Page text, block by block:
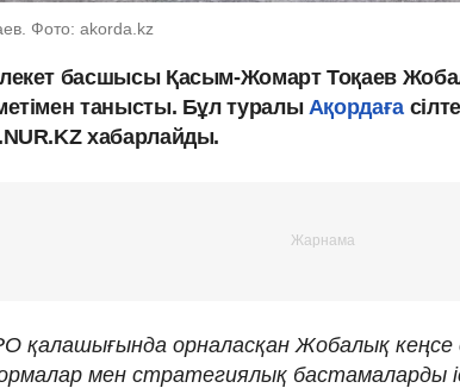
Фото: akorda.kz
басшысы Қасым-Жомарт Тоқаев
танысты. Бұл туралы Ақордаға
хабарлайды.
қалашығында орналасқан Жобалық кеңсе
мен стратегиялық бастамаларды